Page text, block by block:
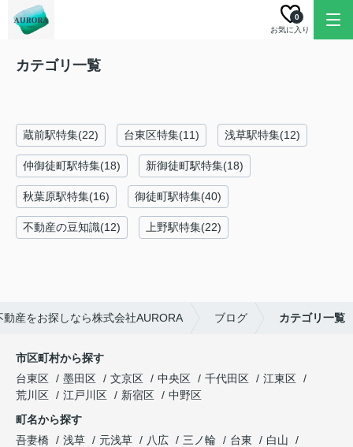
お気に入り
0
カテゴリ一覧
蔵前駅特集(22) 台東区特集(11) 浅草駅特集(12)
仲御徒町駅特集(18) 新御徒町駅特集(18)
秋葉原駅特集(16) 御徒町駅特集(40)
不動産の豆知識(12) 上野駅特集(22)
動産をお探しなら株式会社AURORA ブログ カテゴリ一覧
市区町村から探す
台東区
墨田区 文京区 中央区 千代田区
江東区
荒川区
江戸川区 新宿区
中野区
町名から探す
吾妻橋
浅草 元浅草 八広 三ノ輪 台東
白山